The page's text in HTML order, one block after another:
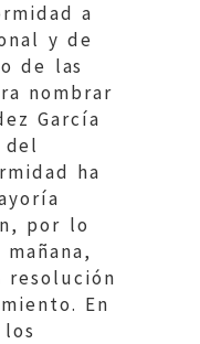
a
y de
de las
nombrar
García
del
ha
por lo
En